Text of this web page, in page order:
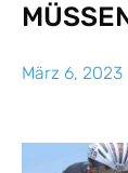
März 6, 2023